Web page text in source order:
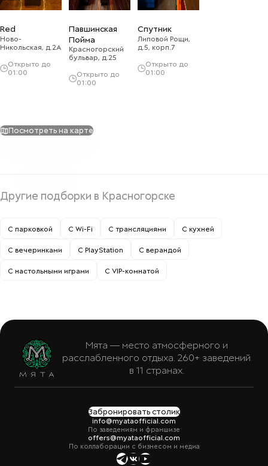
Red
Ново-
Никольская, д.2А
Открыто до
01:00
Павшинская
Пойма
Красногорский
бульвар, д.25
Открыто до
01:00
Спутник
Липовой Рощи,
д.5, корп.7
Открыто до
01:00
Посмотреть на карте
Другие подборки в Красногорске
С парковкой С Wi-Fi С трансляциями С кухней
С вечеринками С PlayStation С верандой
С настольными играми С VIP-комнатой
Мята — место атмосферного и
расслабленного отдыха. 260+ заведений
в 11 странах.
Забронировать столик
info@myataofficial.com
По заведениям и франшизе
offers@myataofficial.com
По коллаборации с бизнесом и медиа